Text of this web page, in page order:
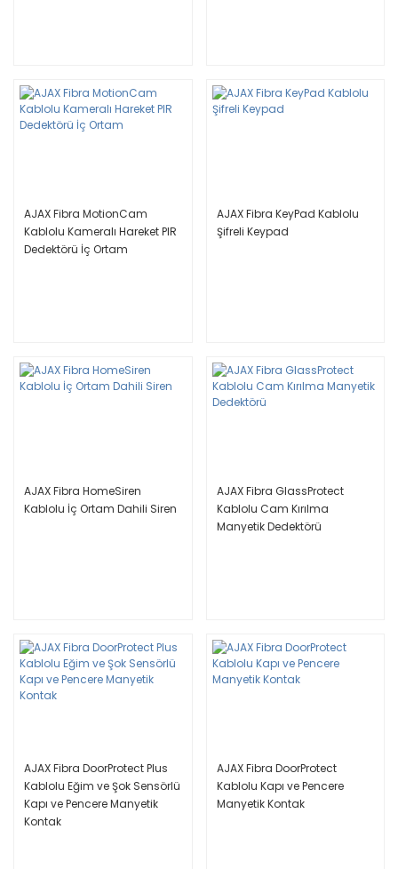
AJAX Fibra MotionCam
Kablolu Kameralı Hareket PIR
Dedektörü İç Ortam
AJAX Fibra KeyPad Kablolu
Şifreli Keypad
AJAX Fibra HomeSiren
Kablolu İç Ortam Dahili Siren
AJAX Fibra GlassProtect
Kablolu Cam Kırılma
Manyetik Dedektörü
AJAX Fibra DoorProtect Plus
Kablolu Eğim ve Şok Sensörlü
Kapı ve Pencere Manyetik
Kontak
AJAX Fibra DoorProtect
Kablolu Kapı ve Pencere
Manyetik Kontak